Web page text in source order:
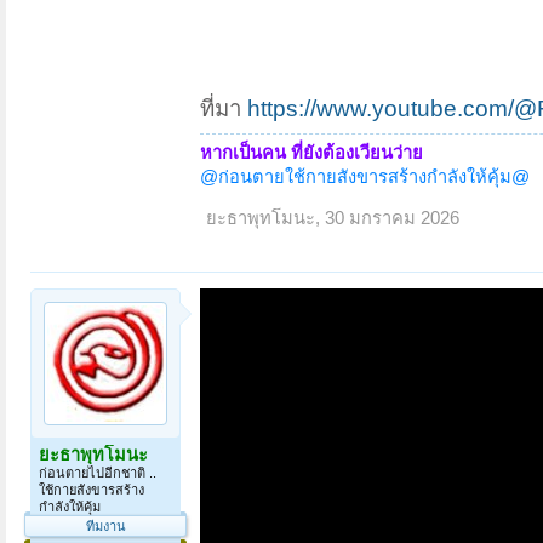
ที่มา https://www.youtube.com/
หากเป็นคน ที่ยังต้องเวียนว่าย
@ก่อนตายใช้กายสังขารสร้างกำลังให้คุ้ม@
ยะธาพุทโมนะ, 30 มกราคม 2026
ยะธาพุทโมนะ
ก่อนตายไปอีกชาติ ..
ใช้กายสังขารสร้าง
กำลังให้คุ้ม
ทีมงาน